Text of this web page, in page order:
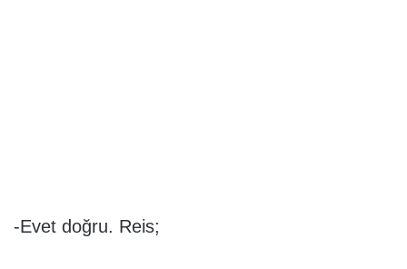
-Evet doğru. Reis;